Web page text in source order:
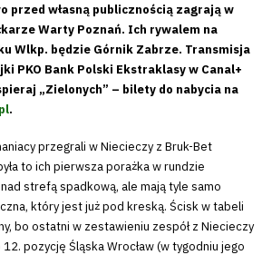
przed własną publicznością zagrają w
Warty Poznań. Ich rywalem na
Wlkp. będzie Górnik Zabrze. Transmisja
PKO Bank Polski Ekstraklasy w Canal+
„Zielonych” – bilety do nabycia na
.
przegrali w Niecieczy z Bruk-Bet
to ich pierwsza porażka w rundzie
strefą spadkową, ale mają tyle samo
który jest już pod kreską. Ścisk w tabeli
bo ostatni w zestawieniu zespół z Niecieczy
pozycję Śląska Wrocław (w tygodniu jego